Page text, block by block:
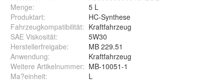
Menge:
5 L
Produktart:
HC-Synthese
Fahrzeugkompatibilität: Kraftfahrzeug
SAE Viskosität:
5W30
Herstellerfreigabe:
MB 229.51
Anwendung:
Kraftfahrzeug
Weitere Artikelnummer: MB-10051-1
Ma?einheit: L